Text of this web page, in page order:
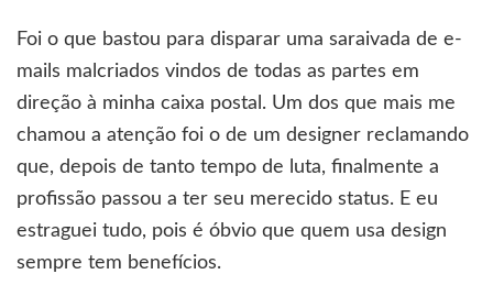
Foi o que bastou para disparar uma saraivada de e-
mails malcriados vindos de todas as partes em
direção à minha caixa postal. Um dos que mais me
chamou a atenção foi o de um designer reclamando
que, depois de tanto tempo de luta, finalmente a
profissão passou a ter seu merecido status. E eu
estraguei tudo, pois é óbvio que quem usa design
sempre tem benefícios.